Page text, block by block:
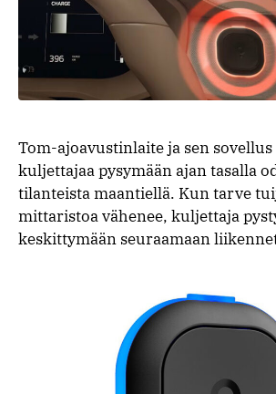
Tom-ajoavustinlaite ja sen
kuljettajaa pysymään ajan tasalla
tilanteista maantiellä. Kun tarve
mittaristoa vähenee, kuljettaja
keskittymään seuraamaan